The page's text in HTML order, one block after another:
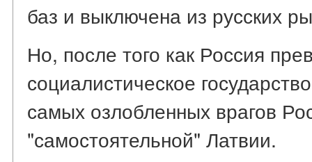
баз и выключена из русских
Но, после того как Россия
социалистическое
самых озлобленных врагов
"самостоятельной" Латвии.